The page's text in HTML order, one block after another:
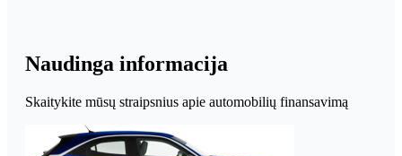
Naudinga informacija
Skaitykite mūsų straipsnius apie automobilių finansavimą